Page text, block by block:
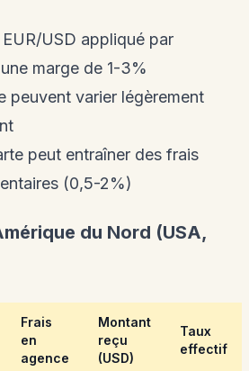
USD appliqué par
marge de 1-3%
peuvent varier légèrement
peut entraîner des frais
(0,5-2%)
du Nord (USA,
Frais
en
agence
Montant
reçu
(USD)
Taux
effectif